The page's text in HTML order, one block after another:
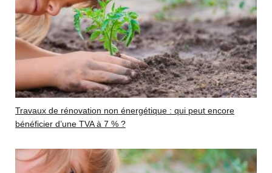
Travaux de rénovation non énergétique : qui peut encore
bénéficier d’une TVA à 7 % ?